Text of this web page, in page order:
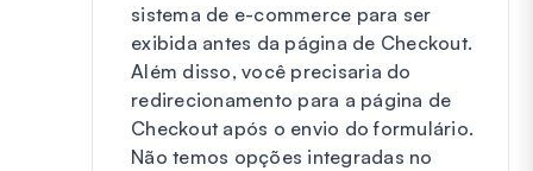
sistema de e-commerce para ser
exibida antes da página de Checkout.
Além disso, você precisaria do
redirecionamento para a página de
Checkout após o envio do formulário.
Não temos opções integradas no